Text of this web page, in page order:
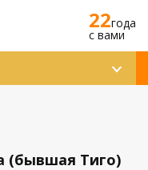
22года
c вами
(бывшая Тиго)